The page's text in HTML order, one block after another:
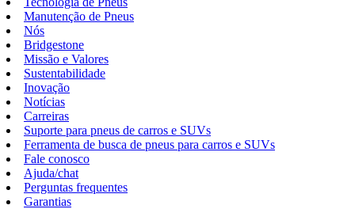
Manutenção de Pneus
Nós
Bridgestone
Missão e Valores
Sustentabilidade
Inovação
Notícias
Carreiras
Suporte para pneus de carros e SUVs
Ferramenta de busca de pneus para carros e SUVs
Fale conosco
Ajuda/chat
Perguntas frequentes
Garantias